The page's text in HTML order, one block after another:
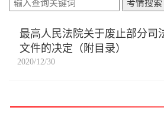
最高人民法院关于废止部分司
文件的决定（附目录）
2020/12/30